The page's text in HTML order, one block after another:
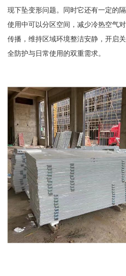
现下坠变形问题。同时它还有一定的
使用中可以分区空间，减少冷热空气
传播，维持区域环境整洁安静，开启
全防护与日常使用的双重需求。